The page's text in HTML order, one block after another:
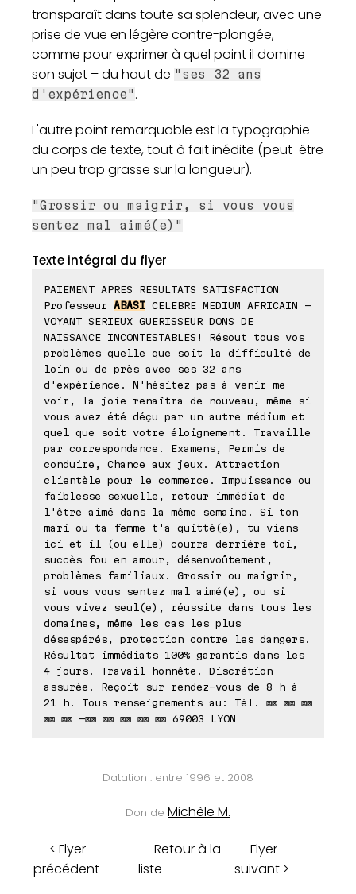
transparaît dans toute sa splendeur, avec une
prise de vue en légère contre-plongée,
comme pour exprimer à quel point il domine
son sujet – du haut de "ses 32 ans
d'expérience" .
L'autre point remarquable est la typographie
du corps de texte, tout à fait inédite (peut-être
un peu trop grasse sur la longueur).
"Grossir ou maigrir, si vous vous
sentez mal aimé(e)"
Texte intégral du flyer
PAIEMENT APRES RESULTATS SATISFACTION
Professeur ABASI CELEBRE MEDIUM AFRICAIN -
VOYANT SERIEUX GUERISSEUR DONS DE
NAISSANCE INCONTESTABLES! Résout tous vos
problèmes quelle que soit la difficulté de
loin ou de près avec ses 32 ans
d'expérience. N'hésitez pas à venir me
voir, la joie renaîtra de nouveau, même si
vous avez été déçu par un autre médium et
quel que soit votre éloignement. Travaille
par correspondance. Examens, Permis de
conduire, Chance aux jeux. Attraction
clientèle pour le commerce. Impuissance ou
faiblesse sexuelle, retour immédiat de
l'être aimé dans la même semaine. Si ton
mari ou ta femme t'a quitté(e), tu viens
ici et il (ou elle) courra derrière toi,
succès fou en amour, désenvoûtement,
problèmes familiaux. Grossir ou maigrir,
si vous vous sentez mal aimé(e), ou si
vous vivez seul(e), réussite dans tous les
domaines, même les cas les plus
désespérés, protection contre les dangers.
Résultat immédiats 100% garantis dans les
4 jours. Travail honnête. Discrétion
assurée. Reçoit sur rendez-vous de 8 h à
21 h. Tous renseignements au: Tél. ⊠⊠ ⊠⊠ ⊠⊠
⊠⊠ ⊠⊠ -⊠⊠ ⊠⊠ ⊠⊠ ⊠⊠ ⊠⊠ 69003 LYON
Datation : entre 1996 et 2008
Don de Michèle M.
< Flyer
précédent
Retour à la
liste
Flyer
suivant >